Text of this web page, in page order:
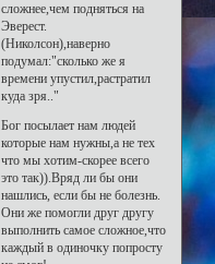
сложнее,чем подняться на
Эверест.
(Николсон),наверно
подумал:"сколько же я
времени упустил,растратил
куда зря.."
Бог посылает нам людей
которые нам нужны,а не тех
что мы хотим-скорее всего
это так)).Вряд ли бы они
нашлись, если бы не болезнь.
Они же помогли друг другу
выполнить самое сложное,что
каждый в одиночку попросту